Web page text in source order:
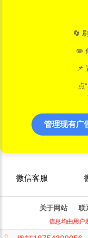
🔄
✏️
📌
点
管理现有广
微信客服
关于网站 联
信息均由用户